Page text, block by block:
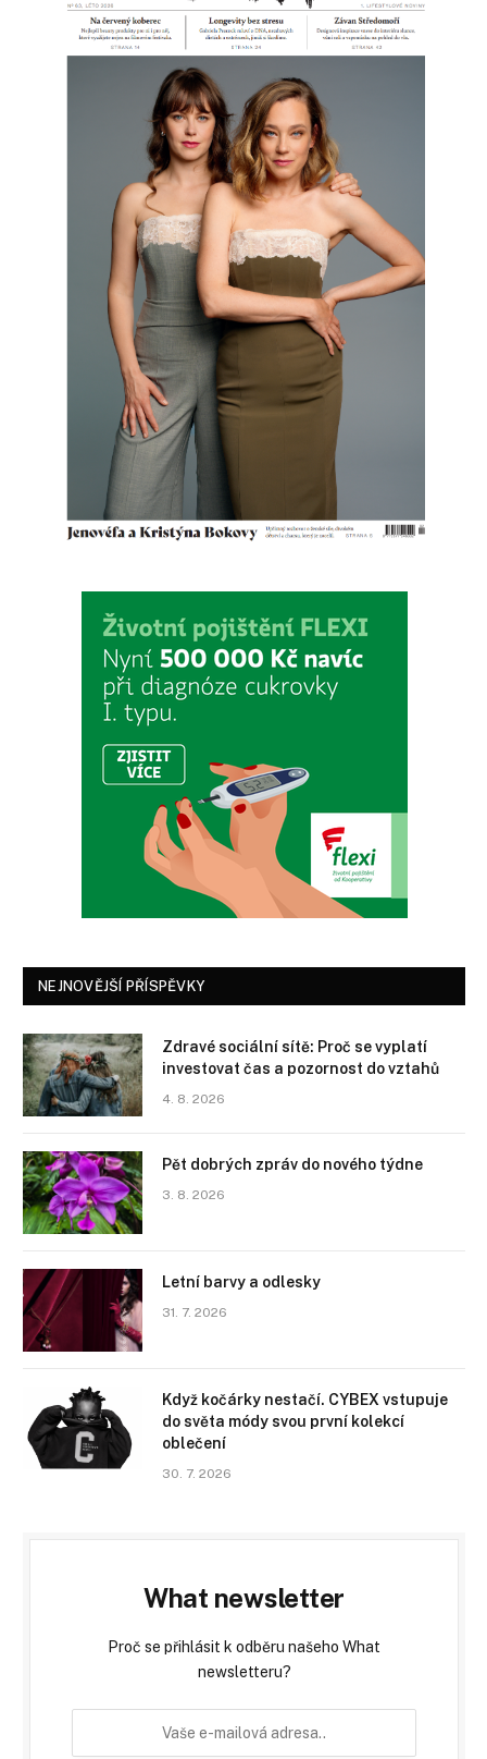
NEJNOVĚJŠÍ PŘÍSPĚVKY
Zdravé sociální sítě: Proč se vyplatí
investovat čas a pozornost do vztahů
4. 8. 2026
Pět dobrých zpráv do nového týdne
3. 8. 2026
Letní barvy a odlesky
31. 7. 2026
Když kočárky nestačí. CYBEX vstupuje
do světa módy svou první kolekcí
oblečení
30. 7. 2026
What newsletter
Proč se přihlásit k odběru našeho What
newsletteru?